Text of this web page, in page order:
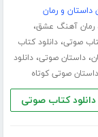
داستان و رمان
رمان آهنگ عشق،
صوتی،دانلود کتاب
،داستان صوتی،دانلود
داستان صوتی کوتاه
دانلود کتاب صوتی